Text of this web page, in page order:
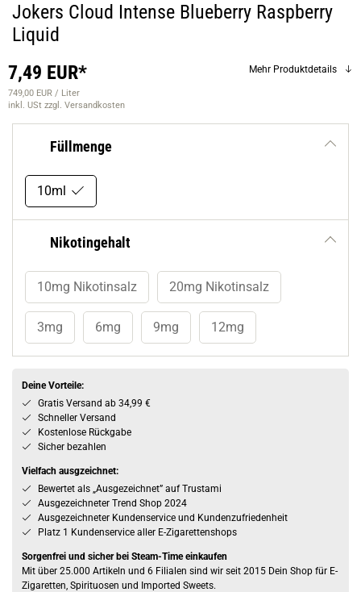
Jokers Cloud Intense Blueberry Raspberry
Liquid
7,49 EUR*
749,00 EUR / Liter
inkl. USt zzgl. Versandkosten
Mehr Produktdetails
Füllmenge
10ml
Nikotingehalt
10mg Nikotinsalz 20mg Nikotinsalz
3mg 6mg 9mg 12mg
Deine Vorteile:
Gratis Versand ab 34,99 €
Schneller Versand
Kostenlose Rückgabe
Sicher bezahlen
Vielfach ausgzeichnet:
Bewertet als „Ausgezeichnet” auf Trustami
Ausgezeichneter Trend Shop 2024
Ausgezeichneter Kundenservice und Kundenzufriedenheit
Platz 1 Kundenservice aller E-Zigarettenshops
Sorgenfrei und sicher bei Steam-Time einkaufen
Mit über 25.000 Artikeln und 6 Filialen sind wir seit 2015 Dein Shop für E-
Zigaretten, Spirituosen und Imported Sweets.